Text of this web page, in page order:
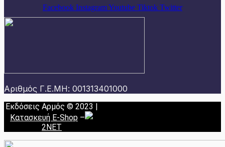
Facebook InstagramYoutube Tiktok Twitter
Αριθμός Γ.Ε.ΜΗ: 001313401000
Εκδόσεις Αρμός © 2023 |
Κατασκευή E-Shop –
2NET